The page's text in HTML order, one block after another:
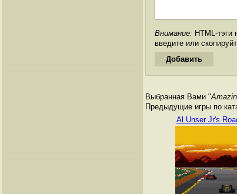
Внимание: HTML-
введите или
Выбранная Вами "
Предыдущие игры по
Al Unser Jr's